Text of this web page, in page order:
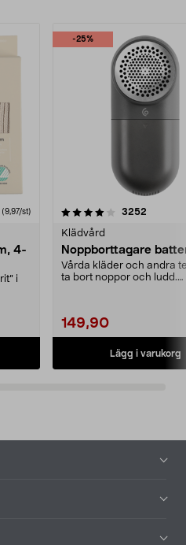
(9,97/st)
4-
i
-25%
3252
Klädvård
Noppborttagare
Vårda kläder och andra
ta bort noppor och ludd.
149,90
Lägg i varukorg
4.5av 5 stjärnor